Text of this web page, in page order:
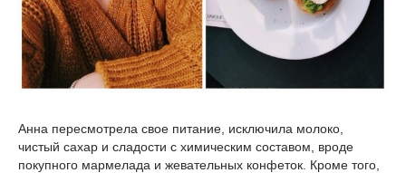
Анна пересмотрела свое питание, исключила молоко,
чистый сахар и сладости с химическим составом, вроде
покупного мармелада и жевательных конфеток. Кроме того,